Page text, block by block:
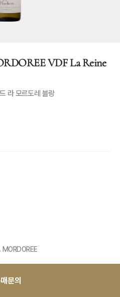
VDF La Reine
라 모르도레 블랑
문의